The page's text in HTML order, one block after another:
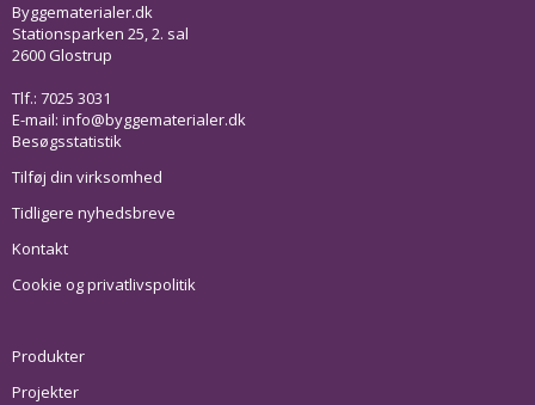
Byggematerialer.dk
Stationsparken 25, 2. sal
2600 Glostrup
Tlf.: 7025 3031
E-mail: info@byggematerialer.dk
Besøgsstatistik
Tilføj din virksomhed
Tidligere nyhedsbreve
Kontakt
Cookie og privatlivspolitik
Produkter
Projekter